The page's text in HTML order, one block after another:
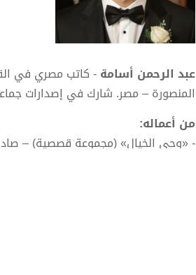
عبد الرحمن أسامة- كاتب مصري في
المنصورة – مصر. شارك في إصدارات
من أعماله:
- «وحي الخيال» (مجموعة قصصية) –